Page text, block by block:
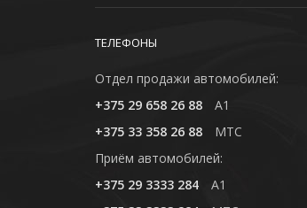
ТЕЛЕФОНЫ
Отдел продажи автомобилей:
+375 29 658 26 88
A1
+375 33 358 26 88
MTC
Приём автомобилей:
+375 29 3333 284
A1